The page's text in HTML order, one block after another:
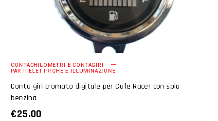
CONTACHILOMETRI E CONTAGIRI
PARTI ELETTRICHE E ILLUMINAZIONE
Conta giri cromato digitale per Cafe Racer con spia
benzina
€25.00